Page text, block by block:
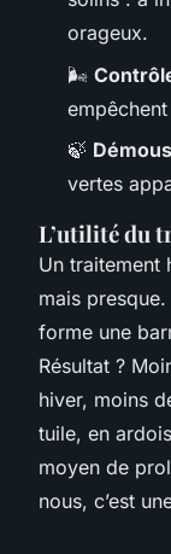
orageux.
🌬️
🍃
vertes
L’utilité du
Un traitement
mais
forme une
Résultat ?
hiver, moins
tuile, en
moyen de
nous, c’est